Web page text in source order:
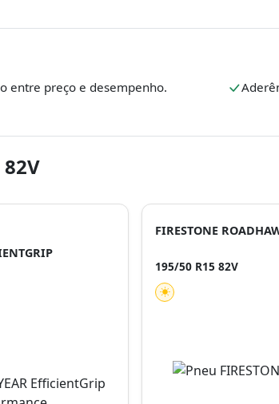
entre preço e desempenho.
FIRESTONE
195/50 R15 82V